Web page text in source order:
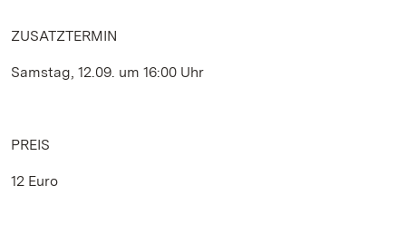
ZUSATZTERMIN
Samstag, 12.09. um 16:00 Uhr
PREIS
12 Euro